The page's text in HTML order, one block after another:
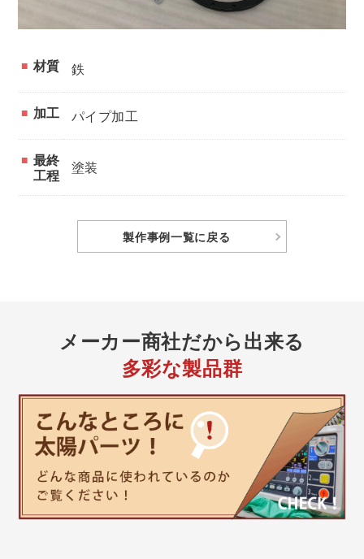
材質 鉄
加工 パイプ加工
最終
工程
塗装
製作事例一覧に戻る
メーカー商社だから出来る
多彩な製品群